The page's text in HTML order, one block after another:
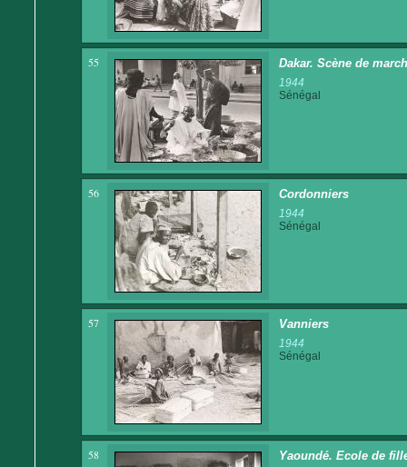
55 Dakar. Scène de
1944
Sénégal
56 Cordonniers
1944
Sénégal
57 Vanniers
1944
Sénégal
58 Yaoundé. Ecole de